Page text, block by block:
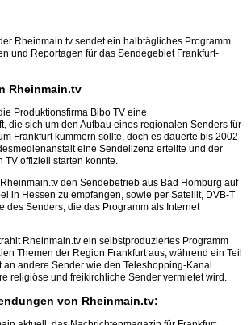
Rheinmain.tv sendet ein halbtägliches Programm
und Reportagen für das Sendegebiet Frankfurt-
Rheinmain.tv
Produktionsfirma Bibo TV eine
die sich um den Aufbau eines regionalen Senders für
Frankfurt kümmern sollte, doch es dauerte bis 2002
eine Sendelizenz erteilte und der
TV offiziell starten konnte.
den Sendebetrieb aus Bad Homburg auf
in Hessen zu empfangen, sowie per Satellit, DVB-T
des Senders, die das Programm als Internet
Rheinmain.tv ein selbstproduziertes Programm
Themen der Region Frankfurt aus, während ein Teil
andere Sender wie den Teleshopping-Kanal
religiöse und freikirchliche Sender vermietet wird.
von Rheinmain.tv: